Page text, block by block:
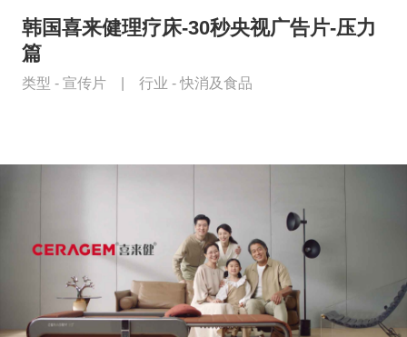
韩国喜来健理疗床-30秒央视广告片-压力
篇
类型 - 宣传片 行业 -快消及食品